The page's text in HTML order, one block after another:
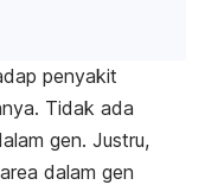
penyakit
Tidak ada
gen. Justru,
dalam gen